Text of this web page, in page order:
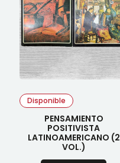
Disponible
PENSAMIENTO
POSITIVISTA
LATINOAMERICANO (2
VOL.)